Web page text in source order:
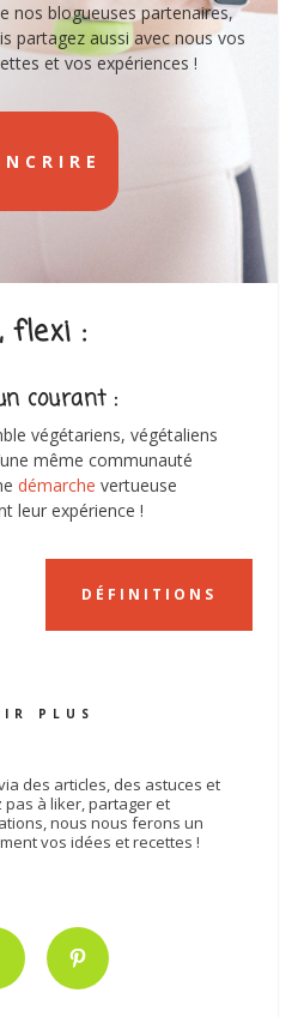
nos blogueuses partenaires,
partagez aussi avec nous vos
et vos expériences !
flexi :
courant :
végétariens, végétaliens
même communauté
démarche vertueuse
leur expérience !
DÉFINITIONS
PLUS
des articles, des astuces et
pas à liker, partager et
nous nous ferons un
vos idées et recettes !